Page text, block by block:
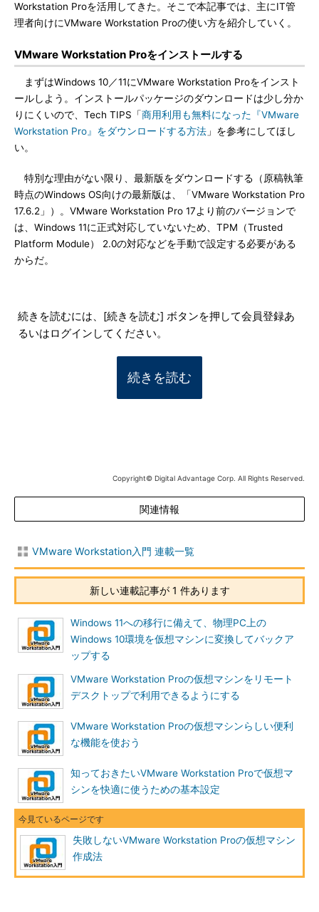
Workstation Proを活用してきた。そこで本記事では、主にIT管
理者向けにVMware Workstation Proの使い方を紹介していく。
VMware Workstation Proをインストールする
まずはWindows 10／11にVMware Workstation Proをインスト
ールしよう。インストールパッケージのダウンロードは少し分か
りにくいので、Tech TIPS「商用利用も無料になった『VMware
Workstation Pro』をダウンロードする方法 」を参考にしてほし
い。
特別な理由がない限り、最新版をダウンロードする（原稿執筆
時点のWindows OS向けの最新版は、「VMware Workstation Pro
17.6.2」）。VMware Workstation Pro 17より前のバージョンで
は、Windows 11に正式対応していないため、TPM（Trusted
Platform Module） 2.0の対応などを手動で設定する必要がある
からだ。
続きを読むには、[続きを読む] ボタンを押して会員登録あ
るいはログインしてください。
続きを読む
Copyright© Digital Advantage Corp. All Rights Reserved.
関連情報
VMware Workstation入門 連載一覧
新しい連載記事が 1 件あります
Windows 11への移行に備えて、物理PC上の
Windows 10環境を仮想マシンに変換してバックア
ップする
VMware Workstation Proの仮想マシンをリモート
デスクトップで利用できるようにする
VMware Workstation Proの仮想マシンらしい便利
な機能を使おう
知っておきたいVMware Workstation Proで仮想マ
シンを快適に使うための基本設定
失敗しないVMware Workstation Proの仮想マシン
作成法